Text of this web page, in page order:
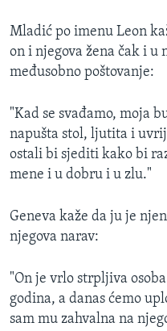
Mladić po imenu Leon
on i njegova žena čak i u
međusobno poštovanje:
"Kad se svađamo, moja
napušta stol, ljutita i
ostali bi sjediti kako bi
mene i u dobru i u zlu."
Geneva kaže da ju je
njegova narav:
"On je vrlo strpljiva
godina, a danas ćemo
sam mu zahvalna na